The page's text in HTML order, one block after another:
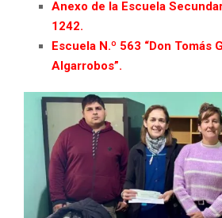
Anexo de la Escuela
1242.
Escuela N.º 563 “Don Tomás
Algarrobos”.